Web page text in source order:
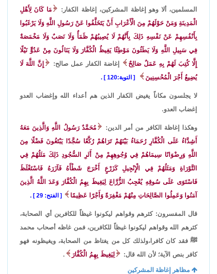
المسلمين، ألا وهو إغاظة المشركين، إغاظة الكفار:
مَا كَانَ لِأَهْلِ
الْمَدِينَةِ وَمَنْ حَوْلَهُمْ مِنَ الْأَعْرَابِ أَنْ يَتَخَلَّفُوا عَنْ رَسُولِ اللَّهِ وَلَا يَرْغَبُوا
بِأَنْفُسِهِمْ عَنْ نَفْسِهِ ذَلِكَ بِأَنَّهُمْ لَا يُصِيبُهُمْ ظَمَأٌ وَلَا نَصَبٌ وَلَا مَخْمَصَةٌ
فِي سَبِيلِ اللَّهِ وَلَا يَطَئُونَ مَوْطِئًا يَغِيظُ الْكُفَّارَ وَلَا يَنَالُونَ مِنْ عَدُوٍّ نَيْلًا
إِلَّا كُتِبَ لَهُمْ بِهِ عَمَلٌ صَالِحٌ
إغاضة الكفار عمل صالح:
إِنَّ اللَّهَ لَا
يُضِيعُ أَجْرَ الْمُحْسِنِينَ
التوبة:120 .
لا يجلسون مكاناً يغيض الكفار الذين هم أعداء الله وإغضاب العدو
إغضاب العدو.
وهكذا إغاظة الكافر من أمر الدين:
مُحَمَّدٌ رَسُولُ اللَّهِ وَالَّذِينَ مَعَهُ
أَشِدَّاءُ عَلَى الْكُفَّارِ رُحَمَاءُ بَيْنَهُمْ تَرَاهُمْ رُكَّعًا سُجَّدًا يَبْتَغُونَ فَضْلًا مِنَ
اللَّهِ وَرِضْوَانًا سِيمَاهُمْ فِي وُجُوهِهِمْ مِنْ أَثَرِ السُّجُودِ ذَلِكَ مَثَلُهُمْ فِي
التَّوْرَاةِ وَمَثَلُهُمْ فِي الْإِنْجِيلِ كَزَرْعٍ أَخْرَجَ شَطْأَهُ فَآزَرَهُ فَاسْتَغْلَظَ
فَاسْتَوَى عَلَى سُوقِهِ يُعْجِبُ الزُّرَّاعَ لِيَغِيظَ بِهِمُ الْكُفَّارَ وَعَدَ اللَّهُ الَّذِينَ
آمَنُوا وَعَمِلُوا الصَّالِحَاتِ مِنْهُمْ مَغْفِرَةً وَأَجْرًا عَظِيمًا
الفتح: 29 .
قال المفسرون: كثرهم وقواهم ليكونوا غيظاً للكافرين أي الصحابة،
كثرهم الله وقواهم ليكونوا غيظاً للكافرين، فمن غاظه أصحاب محمد
ﷺ فقد كان كافرا،ولذلك كل من يغتاظ من الصحابة، ويغيظونه فهو
كافر بنص الآية؛ لأن الله قال:
لِيَغِيظَ بِهِمُ الْكُفَّارَ .
مظاهر إغاظة المشركين